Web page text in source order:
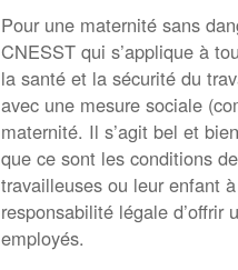
Pour une maternité sans
CNESST qui s’applique à
la santé et la sécurité du
avec une mesure sociale
maternité. Il s’agit bel et
que ce sont les conditions
travailleuses ou leur enfant
responsabilité légale
employés.